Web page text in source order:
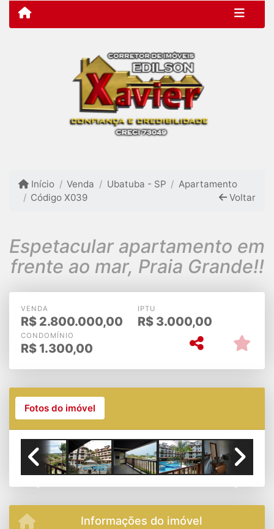
Início Venda Ubatuba - SP
Apartamento
Código X039
Voltar
Espetacular apartamento em
frente ao mar, Praia Grande!!
VENDA
R$ 2.800.000,00
IPTU
R$ 3.000,00
CONDOMÍNIO
R$ 1.300,00
Fotos do imóvel
Informações do imóvel